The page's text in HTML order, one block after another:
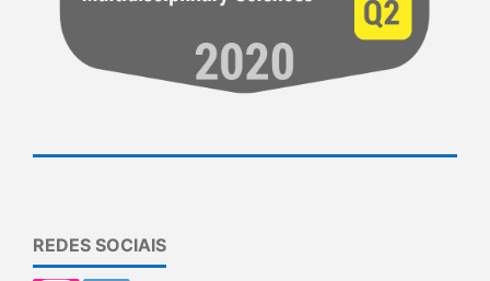
REDES SOCIAIS